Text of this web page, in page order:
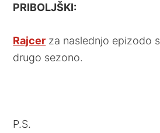
PRIBOLJŠKI:
Rajcer za naslednjo epizodo
drugo sezono.
P.S.